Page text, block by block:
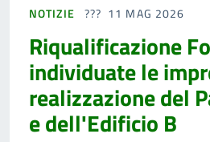
NOTIZIE 11 MAG 2026
Riqualificazione
individuate le
realizzazione del
e dell'Edificio B